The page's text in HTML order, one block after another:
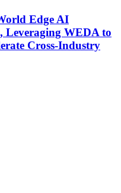
Edge AI
Leveraging WEDA to
Cross-Industry